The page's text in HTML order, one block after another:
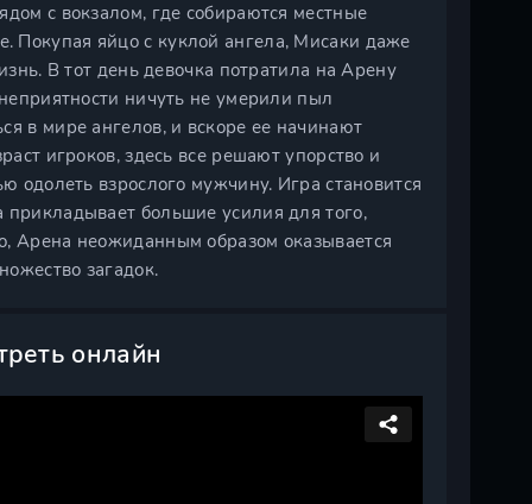
с вокзалом, где собираются местные
яйцо с куклой ангела, Мисаки даже
В тот день девочка потратила на Арену
ничуть не умерили пыл
в мире ангелов, и вскоре ее начинают
игроков, здесь все решают упорство и
одолеть взрослого мужчину. Игра становится
большие усилия для того,
Арена неожиданным образом оказывается
загадок.
онлайн